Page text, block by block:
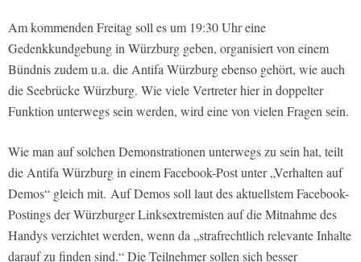
Am kommenden Freitag soll es um 19:30 Uhr eine
Gedenkkundgebung in Würzburg geben, organisiert von einem
Bündnis zudem u.a. die Antifa Würzburg ebenso gehört, wie auch
die Seebrücke Würzburg. Wie viele Vertreter hier in doppelter
Funktion unterwegs sein werden, wird eine von vielen Fragen sein.
Wie man auf solchen Demonstrationen unterwegs zu sein hat, teilt
die Antifa Würzburg in einem Facebook-Post unter „Verhalten auf
Demos“ gleich mit. Auf Demos soll laut des aktuellstem Facebook-
Postings der Würzburger Linksextremisten auf die Mitnahme des
Handys verzichtet werden, wenn da „strafrechtlich relevante Inhalte
darauf zu finden sind.“ Die Teilnehmer sollen sich besser